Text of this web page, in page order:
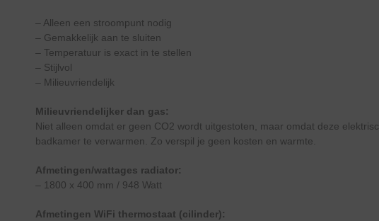
– Alleen een stroompunt nodig
– Gemakkelijk aan te sluiten
– Temperatuur is exact in te stellen
– Stijlvol
– Milieuvriendelijk
Milieuvriendelijker dan gas:
Niet alleen omdat er geen CO2 wordt uitgestoten, maar omdat deze
badkamer te verwarmen. Zo verspil je geen kosten en warmte.
Afmetingen/wattages radiator:
– 1800 x 400 mm / 948 Watt
Afmetingen WiFi thermostaat (cilinder):